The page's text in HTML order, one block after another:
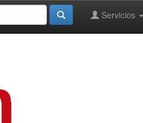
Servicios